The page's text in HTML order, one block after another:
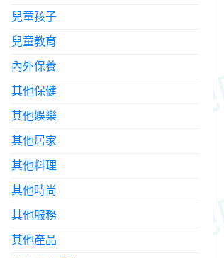
兒童孩子
兒童教育
內外保養
其他保健
其他娛樂
其他居家
其他料理
其他時尚
其他服務
其他產品